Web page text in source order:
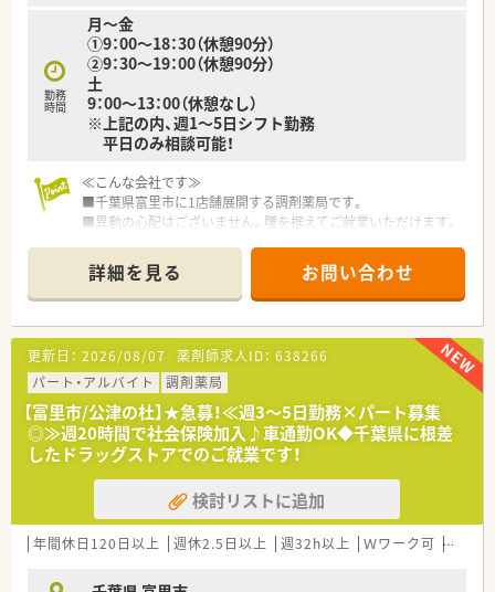
勤務
時間
月～金
①9：00～18：30（休憩90分）
②9：30～19：00（休憩90分）
土
9：00～13：00（休憩なし）
※上記の内、週1～5日シフト勤務
平日のみ相談可能！
≪こんな会社です≫
■千葉県富里市に1店舗展開する調剤薬局です。
■異動の心配はございません。腰を据えてご就業いただけます。
■残業ほぼ無し、プライベートもしっかり確保しながら働けま
す。
詳細を見る お問い合わせ
更新日： 2026/08/07 薬剤師求人ID： 638266
パート・アルバイト
調剤薬局
【富里市/公津の杜】★急募！≪週3～5日勤務×パート募集
◎≫週20時間で社会保険加入♪車通勤OK◆千葉県に根差
したドラッグストアでのご就業です！
検討リストに追加
年間休日120日以上 週休2.5日以上 週32h以上 Ｗワーク可 残業